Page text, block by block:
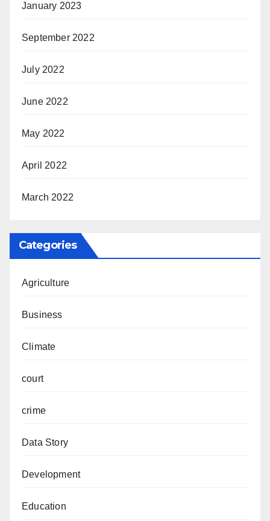
January 2023
September 2022
July 2022
June 2022
May 2022
April 2022
March 2022
Categories
Agriculture
Business
Climate
court
crime
Data Story
Development
Education